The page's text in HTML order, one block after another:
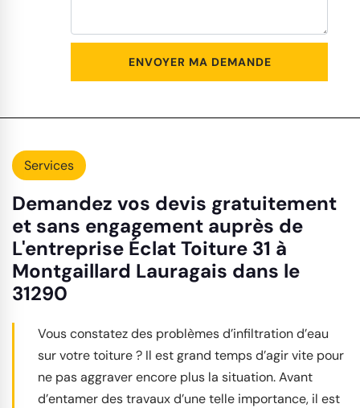
Services
Demandez vos devis gratuitement
et sans engagement auprès de
L'entreprise Éclat Toiture 31 à
Montgaillard Lauragais dans le
31290
Vous constatez des problèmes d’infiltration d’eau
sur votre toiture ? Il est grand temps d’agir vite pour
ne pas aggraver encore plus la situation. Avant
d’entamer des travaux d’une telle importance, il est